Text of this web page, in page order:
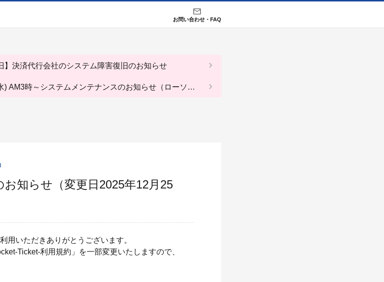
お問い合わせ・FAQ
】決済代行会社のシステム障害復旧のお知らせ
) AM3時～システムメンテナンスのお知らせ（ローソ
お知らせ（変更日2025年12月25
用いただきありがとうございます。
Ticket-利用規約」を一部変更いたしますので、